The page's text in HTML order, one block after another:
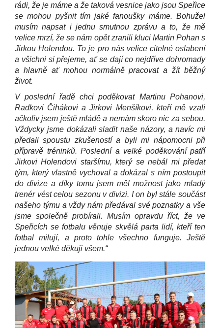
rádi, že je máme a že taková vesnice jako jsou Speřice
se mohou pyšnit tím jaké fanoušky máme. Bohužel
musím napsat i jednu smutnou zprávu a to, že mě
velice mrzí, že se nám opět zranili kluci Martin Pohan s
Jirkou Holendou. To je pro nás velice citelné oslabení
a všichni si přejeme, ať se dají co nejdříve dohromady
a hlavně ať mohou normálně pracovat a žít běžný
život.
V poslední řadě chci poděkovat Martinu Pohanovi,
Radkovi Čihákovi a Jirkovi Menšíkovi, kteří mě vzali
ačkoliv jsem ještě mládě a nemám skoro nic za sebou.
Vždycky jsme dokázali sladit naše názory, a navíc mi
předali spoustu zkušeností a byli mi nápomocni při
přípravě tréninků. Poslední a velké poděkování patří
Jirkovi Holendovi staršímu, který se nebál mi předat
tým, který vlastně vychoval a dokázal s ním postoupit
do divize a díky tomu jsem měl možnost jako mladý
trenér vést celou sezonu v divizi. I on byl stále součást
našeho týmu a vždy nám předával své poznatky a vše
jsme společně probírali. Musím opravdu říct, že ve
Speřicích se fotbalu věnuje skvělá parta lidí, kteří ten
fotbal milují, a proto tohle všechno funguje. Ještě
jednou velké děkuji všem.“